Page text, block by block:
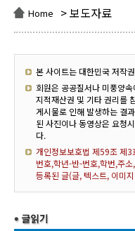
Home > 보도자료
본 사이트는 대한민국 저작
회원은 공공질서나 미풍양
지적재산권 및 기타 권리를
게시물로 인해 발생하는 결
된 사진이나 동영상은 요청
다.
개인정보보호법 제59조 제
번호,학년-반-번호,학번,주
등록된 글(글, 텍스트, 이미